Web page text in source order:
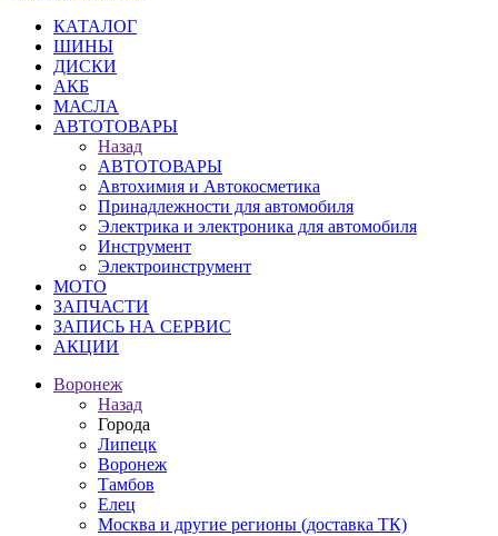
КАТАЛОГ
ШИНЫ
ДИСКИ
АКБ
МАСЛА
АВТОТОВАРЫ
Назад
АВТОТОВАРЫ
Автохимия и Автокосметика
Принадлежности для автомобиля
Электрика и электроника для автомобиля
Инструмент
Электроинструмент
МОТО
ЗАПЧАСТИ
ЗАПИСЬ НА СЕРВИС
АКЦИИ
Воронеж
Назад
Города
Липецк
Воронеж
Тамбов
Елец
Москва и другие регионы (доставка ТК)